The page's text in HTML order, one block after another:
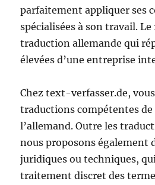
parfaitement appliquer ses
spécialisées à son travail.
traduction allemande qui
élevées d’une entreprise
Chez text-verfasser.de,
traductions compétentes de
l’allemand. Outre les
nous proposons également
juridiques ou techniques,
traitement discret des